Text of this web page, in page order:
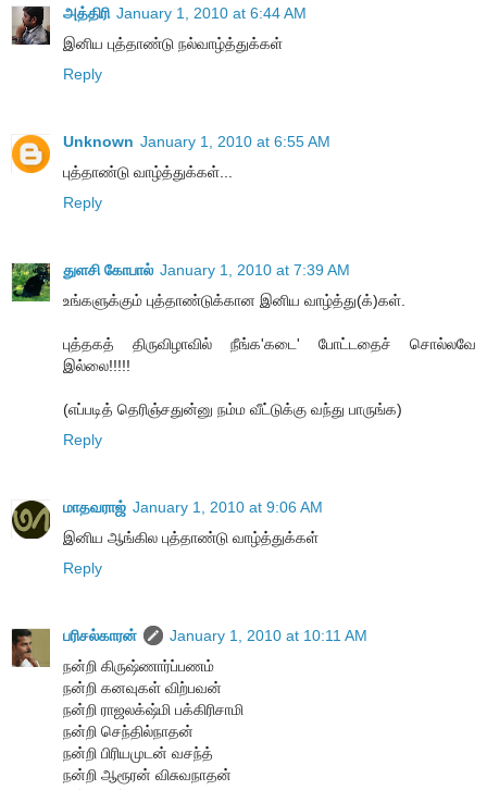
அத்திரி January 1, 2010 at 6:44 AM
இனிய புத்தாண்டு நல்வாழ்த்துக்கள்
Reply
Unknown January 1, 2010 at 6:55 AM
புத்தாண்டு வாழ்த்துக்கள்...
Reply
துளசி கோபால் January 1, 2010 at 7:39 AM
உங்களுக்கும் புத்தாண்டுக்கான இனிய வாழ்த்து(க்)கள்.
புத்தகத் திருவிழாவில் நீங்க'கடை' போட்டதைச் சொல்லவே
இல்லை!!!!!
(எப்படித் தெரிஞ்சதுன்னு நம்ம வீட்டுக்கு வந்து பாருங்க)
Reply
மாதவராஜ் January 1, 2010 at 9:06 AM
இனிய ஆங்கில புத்தாண்டு வாழ்த்துக்கள்
Reply
பரிசல்காரன்
January 1, 2010 at 10:11 AM
நன்றி கிருஷ்ணார்ப்பணம்
நன்றி கனவுகள் விற்பவன்
நன்றி ராஜலக்‌ஷ்மி பக்கிரிசாமி
நன்றி செந்தில்நாதன்
நன்றி பிரியமுடன் வசந்த்
நன்றி ஆரூரன் விசுவநாதன்